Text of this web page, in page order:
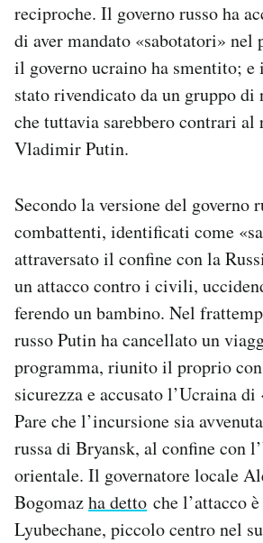
reciproche. Il governo russo ha
di aver mandato «sabotatori»
il governo ucraino ha smentito; e
stato rivendicato da un gruppo
che tuttavia sarebbero contrari al
Vladimir Putin.
Secondo la versione del governo
combattenti, identificati come
attraversato il confine con la
un attacco contro i civili,
ferendo un bambino. Nel
russo Putin ha cancellato un
programma, riunito il proprio
sicurezza e accusato l’Ucraina
Pare che l’incursione sia
russa di Bryansk, al confine con
orientale. Il governatore locale
Bogomazha detto che l’attacco
Lyubechane, piccolo centro nel